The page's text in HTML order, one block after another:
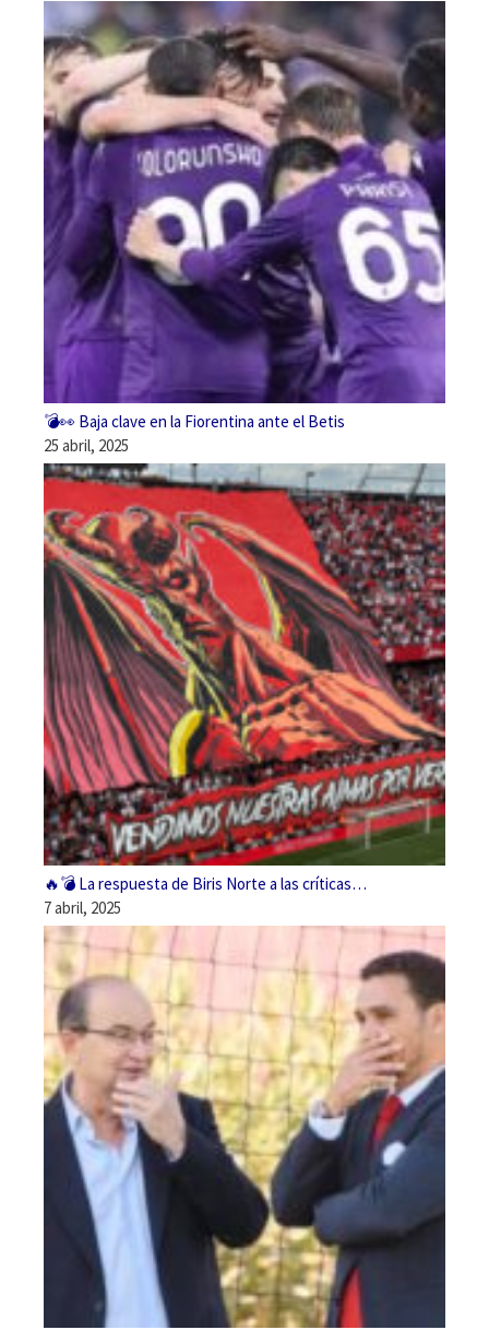
💣👀 Baja clave en la Fiorentina ante el Betis
25 abril, 2025
🔥💣 La respuesta de Biris Norte a las críticas…
7 abril, 2025